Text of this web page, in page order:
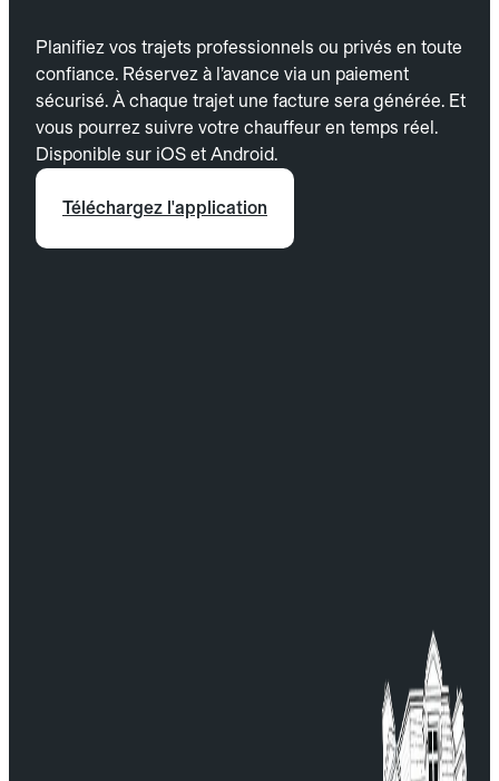
Planifiez vos trajets professionnels ou privés en toute
confiance. Réservez à l’avance via un paiement
sécurisé. À chaque trajet une facture sera générée. Et
vous pourrez suivre votre chauffeur en temps réel.
Disponible sur iOS et Android.
Téléchargez l'application